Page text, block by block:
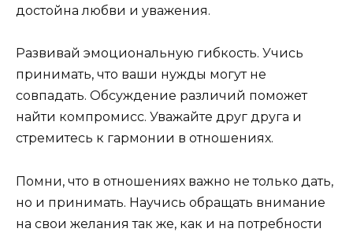
достойна любви и уважения.
Развивай эмоциональную гибкость. Учись
принимать, что ваши нужды могут не
совпадать. Обсуждение различий поможет
найти компромисс. Уважайте друг друга и
стремитесь к гармонии в отношениях.
Помни, что в отношениях важно не только дать,
но и принимать. Научись обращать внимание
на свои желания так же, как и на потребности